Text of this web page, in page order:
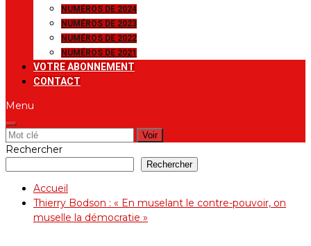
NUMÉROS DE 2024
NUMÉROS DE 2023
NUMÉROS DE 2022
NUMÉROS DE 2021
VOTRE ABONNEMENT
CONTACT
Menu
Rechercher:
Rechercher
Rechercher
Accueil
Thierry Bodson : « En muselant le contre-pouvoir, on
muselle la démocratie »